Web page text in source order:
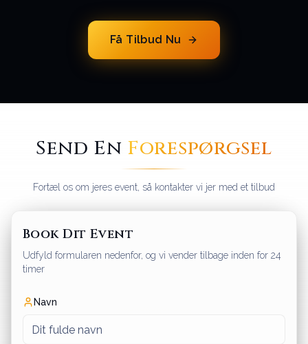
Få Tilbud Nu
Send En Forespørgsel
Fortæl os om jeres event, så kontakter vi jer med et tilbud
Book Dit Event
Udfyld formularen nedenfor, og vi vender tilbage inden for 24
timer
Navn